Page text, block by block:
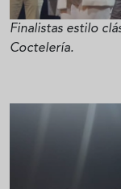
Finalistas estilo
Coctelería.